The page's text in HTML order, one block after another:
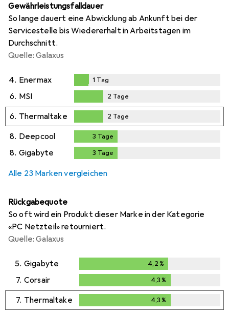
Gewährleistungsfalldauer
So lange dauert eine Abwicklung ab Ankunft bei der
Servicestelle bis Wiedererhalt in Arbeitstagen im
Durchschnitt.
Quelle: Galaxus
4. Enermax
Tag
1 Tag
6. MSI
2Tage
2 Tage
6. Thermaltake
2Tage
2 Tage
8. Deepcool 3 Tage
8. Gigabyte 3 Tage
Alle 23 Marken vergleichen
Rückgabequote
So oft wird ein Produkt dieser Marke in der Kategorie
«PC Netzteil» retourniert.
Quelle: Galaxus
5. Gigabyte 4,2 %
7. Corsair 4,3 %
7. Thermaltake 4,3 %